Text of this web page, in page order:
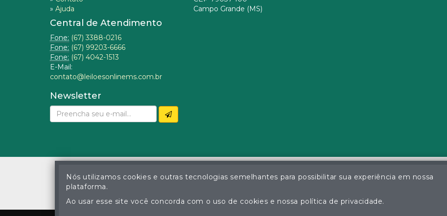
» Ajuda
Central de Atendimento
Fone: (67) 3388-0216
Fone: (67) 99203-6666
Fone: (67) 4042-1513
E-Mail:
contato@leiloesonlinems.com.br
Newsletter
Campo Grande (MS)
© Gustavo Correa Pereira da Silva - Leiloeiro Público Oficial - Matrícula nº 26 JUCEMS - Todos
A cópia ou reprodução não autorizada do conteúdo deste site poderá acarretar em penas
Nós utilizamos cookies e outras tecnologias semelhantes para possibilitar sua experiência em nossa
plataforma.
Ao usar esse site você concorda com o uso de cookies e nossa política de privacidade.